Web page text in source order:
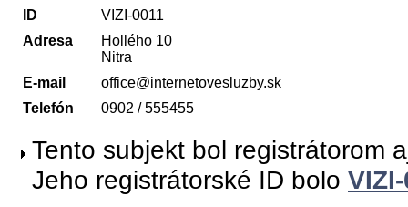
ID
VIZI-0011
Adresa
Hollého 10
Nitra
E-mail
office@internetovesluzby.sk
Telefón
0902 / 555455
Tento subjekt bol registrátorom
Jeho registrátorské ID bolo